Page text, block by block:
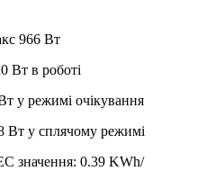
966 Вт
Вт в роботі
у режимі очікування
Вт у сплячому режимі
значення: 0.39 KWh/